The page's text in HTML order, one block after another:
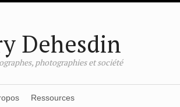
Dehesdin
photographies et société
Ressources